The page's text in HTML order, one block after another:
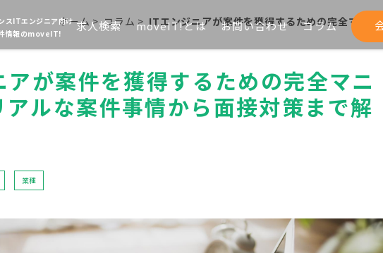
スITエンジニア向け
情報のmoveIT!
求人検索 moveIT!とは お問い合わせ コラム
ホーム >コラム > ITエンジニアが案件を獲得するための完全マニ
が案件を獲得するための完全マニ
アルな案件事情から面接対策まで解
業種